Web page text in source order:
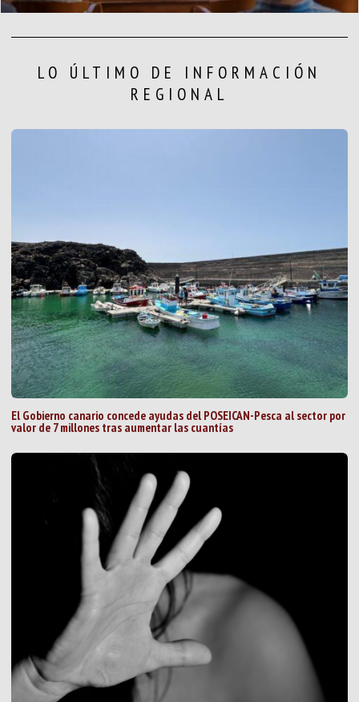
LO ÚLTIMO DE INFORMACIÓN
REGIONAL
El Gobierno canario concede ayudas del POSEICAN-Pesca al sector por
valor de 7 millones tras aumentar las cuantías